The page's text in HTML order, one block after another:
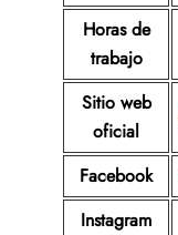
Horas de
trabajo
Sitio web
oficial
Facebook
Instagram